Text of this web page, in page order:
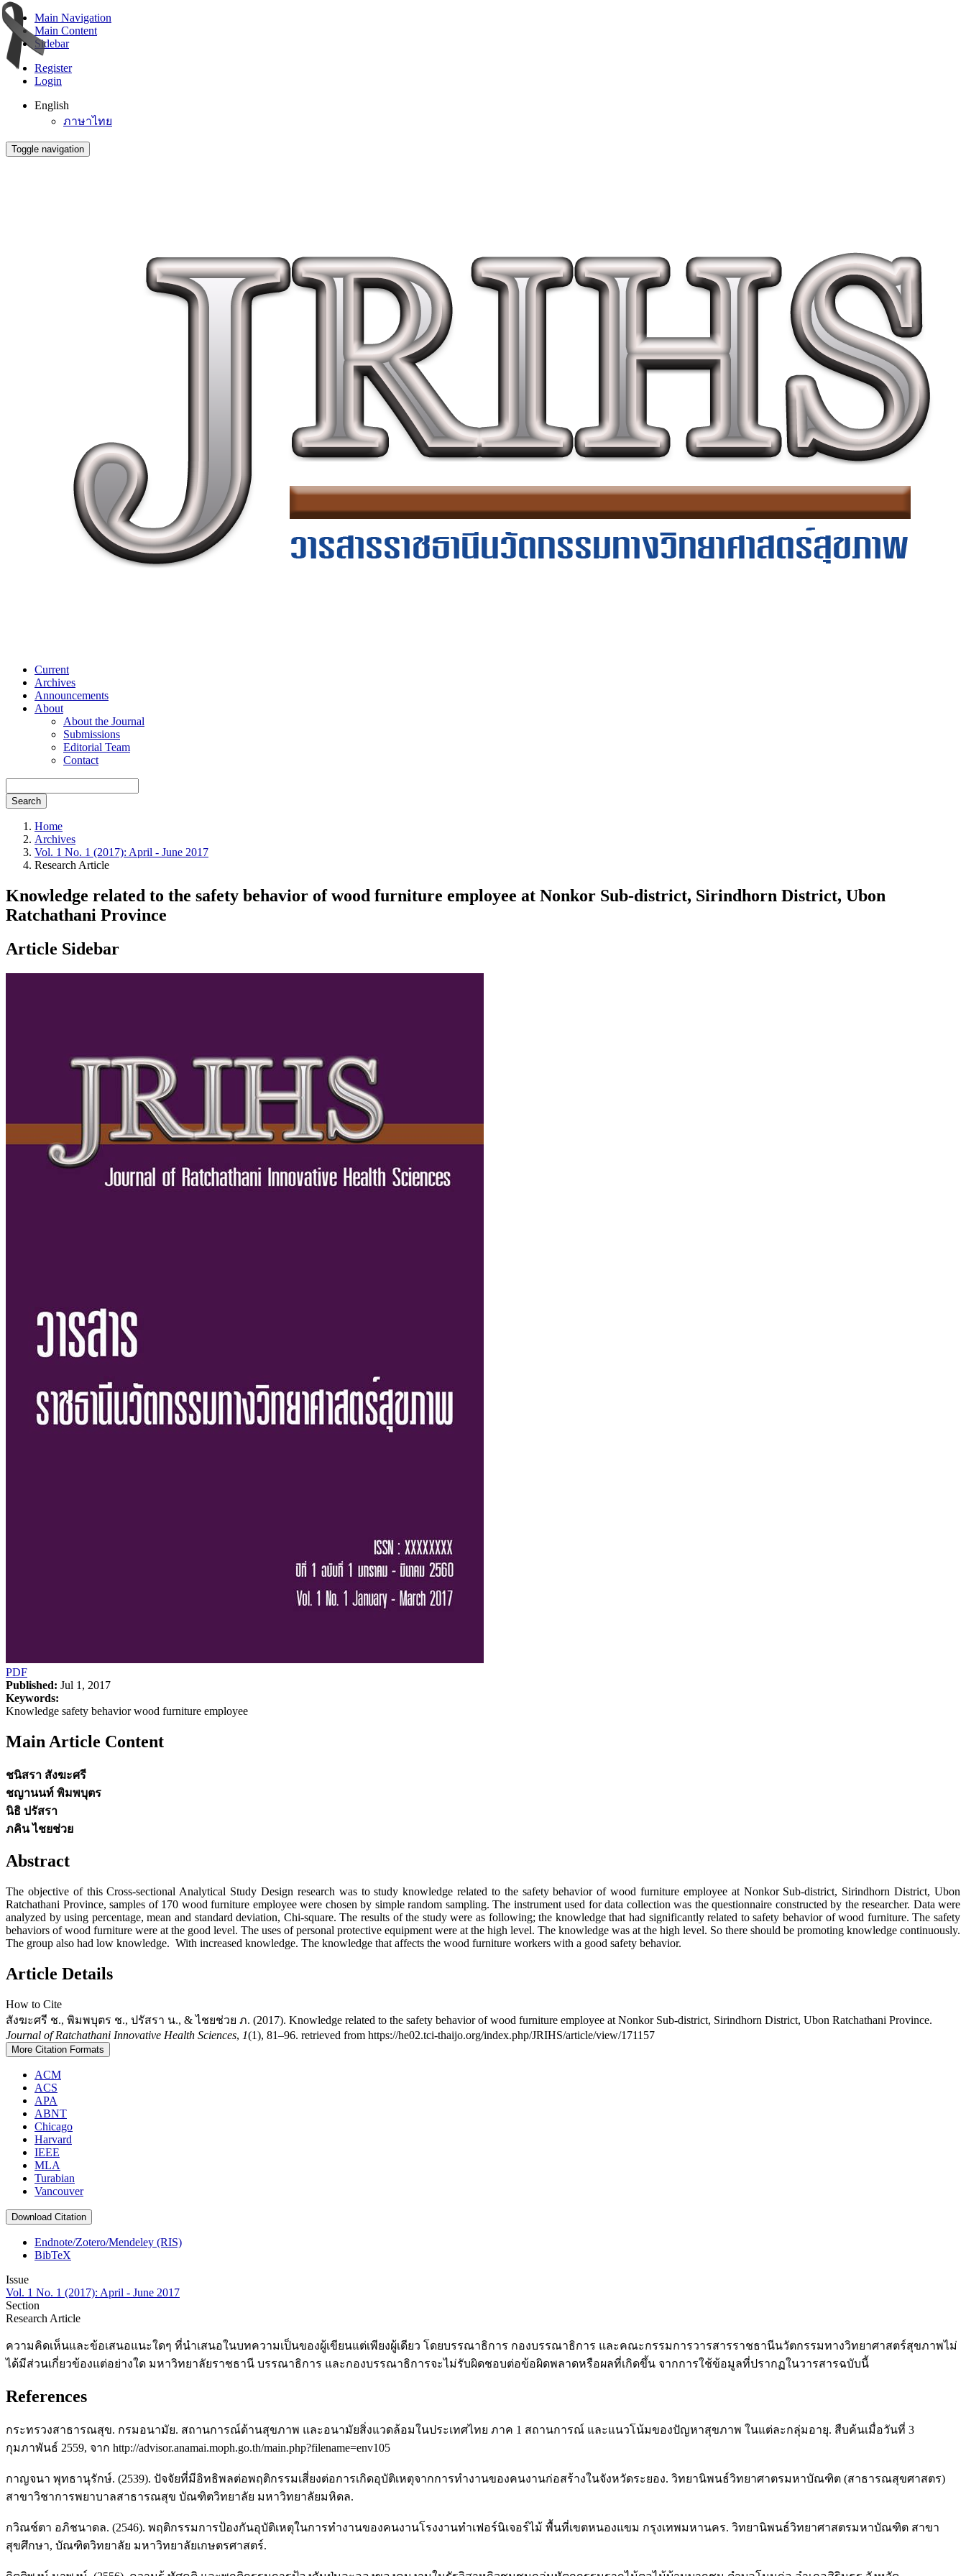
Main Navigation
Main Content
Sidebar
Register
Login
English
ภาษาไทย
Toggle navigation
Current
Archives
Announcements
About
About the Journal
Submissions
Editorial Team
Contact
Search
Home
Archives
Vol. 1 No. 1 (2017): April - June 2017
Research Article
Knowledge related to the safety behavior of wood furniture employee at Nonkor Sub-district, Sirindhorn District, Ubon
Ratchathani Province
Article Sidebar
PDF
Published: Jul 1, 2017
Keywords:
Knowledge safety behavior wood furniture employee
Main Article Content
ชนิสรา สังฆะศรี
ชญานนท์ พิมพบุตร
นิธิ ปรัสรา
ภคิน ไชยช่วย
Abstract
The objective of this Cross-sectional Analytical Study Design research was to study knowledge related to the safety behavior of wood furniture employee at Nonkor Sub-district, Sirindhorn District, Ubon
Ratchathani Province, samples of 170 wood furniture employee were chosen by simple random sampling. The instrument used for data collection was the questionnaire constructed by the researcher. Data were
analyzed by using percentage, mean and standard deviation, Chi-square. The results of the study were as following; the knowledge that had significantly related to safety behavior of wood furniture. The safety
behaviors of wood furniture were at the good level. The uses of personal protective equipment were at the high level. The knowledge was at the high level. So there should be promoting knowledge continuously.
The group also had low knowledge. With increased knowledge. The knowledge that affects the wood furniture workers with a good safety behavior.
Article Details
How to Cite
สังฆะศรี ช., พิมพบุตร ช., ปรัสรา น., & ไชยช่วย ภ. (2017). Knowledge related to the safety behavior of wood furniture employee at Nonkor Sub-district, Sirindhorn District, Ubon Ratchathani Province.
Journal of Ratchathani Innovative Health Sciences, 1(1), 81–96. retrieved from https://he02.tci-thaijo.org/index.php/JRIHS/article/view/171157
More Citation Formats
ACM
ACS
APA
ABNT
Chicago
Harvard
IEEE
MLA
Turabian
Vancouver
Download Citation
Endnote/Zotero/Mendeley (RIS)
BibTeX
Issue
Vol. 1 No. 1 (2017): April - June 2017
Section
Research Article
ความคิดเห็นและข้อเสนอแนะใดๆ ที่นำเสนอในบทความเป็นของผู้เขียนแต่เพียงผู้เดียว โดยบรรณาธิการ กองบรรณาธิการ และคณะกรรมการวารสารราชธานีนวัตกรรมทางวิทยาศาสตร์สุขภาพไม่
ได้มีส่วนเกี่ยวข้องแต่อย่างใด มหาวิทยาลัยราชธานี บรรณาธิการ และกองบรรณาธิการจะไม่รับผิดชอบต่อข้อผิดพลาดหรือผลที่เกิดขึ้น จากการใช้ข้อมูลที่ปรากฏในวารสารฉบับนี้
References
กระทรวงสาธารณสุข. กรมอนามัย. สถานการณ์ด้านสุขภาพ และอนามัยสิ่งแวดล้อมในประเทศไทย ภาค 1 สถานการณ์ และแนวโน้มของปัญหาสุขภาพ ในแต่ละกลุ่มอายุ. สืบค้นเมื่อวันที่ 3
กุมภาพันธ์ 2559, จาก http://advisor.anamai.moph.go.th/main.php?filename=env105
กาญจนา พุทธานุรักษ์. (2539). ปัจจัยที่มีอิทธิพลต่อพฤติกรรมเสี่ยงต่อการเกิดอุบัติเหตุจากการทำงานของคนงานก่อสร้างในจังหวัดระยอง. วิทยานิพนธ์วิทยาศาตรมหาบัณฑิต (สาธารณสุขศาสตร)
สาขาวิชาการพยาบาลสาธารณสุข บัณฑิตวิทยาลัย มหาวิทยาลัยมหิดล.
กวิณช์ตา อภิชนาดล. (2546). พฤติกรรมการป้องกันอุบัติเหตุในการทำงานของคนงานโรงงานทำเฟอร์นิเจอร์ไม้ พื้นที่เขตหนองแขม กรุงเทพมหานคร. วิทยานิพนธ์วิทยาศาสตรมหาบัณฑิต สาขา
สุขศึกษา, บัณฑิตวิทยาลัย มหาวิทยาลัยเกษตรศาสตร์.